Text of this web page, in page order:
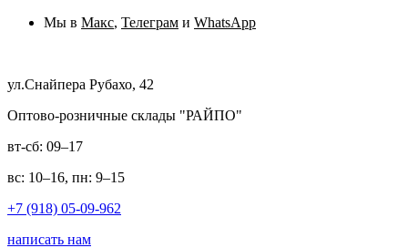
Мы в Макс, Телеграм и WhatsApp
ул.Снайпера Рубахо, 42
Оптово-розничные склады "РАЙПО"
вт-сб: 09–17
вс: 10–16, пн: 9–15
+7 (918) 05-09-962
написать нам